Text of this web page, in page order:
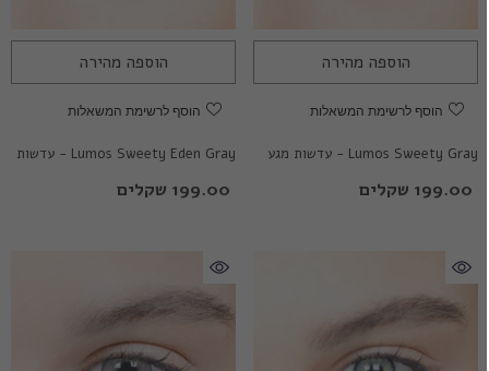
הוספה מהירה
הוסף לרשימת המשאלות
Lumos Sweety Gray - עדשות מגע
צבעוניות
199.00 שקלים
הוספה מהירה
הוסף לרשימת המשאלות
Lumos Sweety Eden Gray - עדשות
מגע צבעוניות
199.00 שקלים